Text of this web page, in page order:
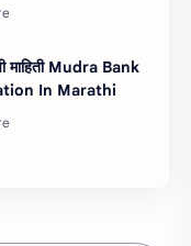
माहिती Mudra Bank
In Marathi